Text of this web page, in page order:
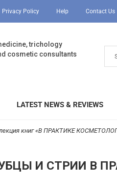
Privacy Policy Help Contact Us
trichology
cosmetic consultants
LATEST NEWS & REVIEWS
книг «В ПРАКТИКЕ
И СТРИИ В